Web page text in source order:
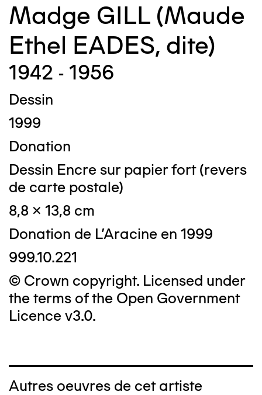
Madge GILL (Maude
Ethel EADES, dite)
1942 - 1956
Dessin
1999
Donation
Dessin Encre sur papier fort (revers
de carte postale)
8,8 x 13,8 cm
Donation de L'Aracine en 1999
999.10.221
© Crown copyright. Licensed under
the terms of the Open Government
Licence v3.0.
Autres oeuvres de cet artiste